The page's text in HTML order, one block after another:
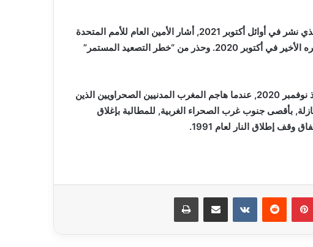
وفي آخر تقرير له حول الوضع في الصحراء الغربية, والذي نشر في أوائل أكتوبر 2021, أشار الأمين العام للأمم المتحدة
أنطونيو غوتيريش إلى أنه “تدهور بشكل كبير”, منذ تقريره الأخير في أكتوبر 2020. وحذر من “خطر التصعيد المستمر”
وتدهورت الأوضاع في الصحراء الغربية بشكل خاص منذ نوفمبر 2020, عندما هاجم المغرب المدنيين الصحراويين الذين
بأقصى جنوب غرب الصحراء الغربية, للمطالبة بإغلاق
وقف إطلاق النار لعام 1991.
بينتيريست مشاركة عبر البريد